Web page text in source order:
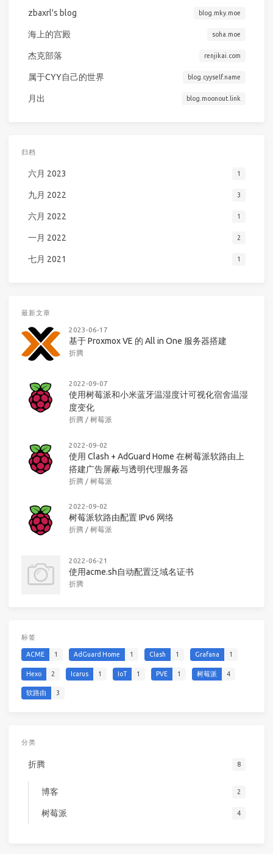
zbaxrl's blog blog.mky.moe
海上的宫殿 soha.moe
杰克部落 renjikai.com
属于CYY自己的世界 blog.cyyself.name
月出 blog.moonout.link
归档
六月 2023 1
九月 2022 3
六月 2022 1
一月 2022 2
七月 2021 1
最新文章
2023-06-17
基于 Proxmox VE 的 All in One 服务器搭建
折腾
2022-09-07
使用树莓派和小米蓝牙温湿度计可视化宿舍温湿
度变化
折腾 / 树莓派
2022-09-02
使用 Clash + AdGuard Home 在树莓派软路由上
搭建广告屏蔽与透明代理服务器
折腾 / 树莓派
2022-09-02
树莓派软路由配置 IPv6 网络
折腾 / 树莓派
2022-06-21
使用acme.sh自动配置泛域名证书
折腾
标签
ACME 1 AdGuard Home 1 Clash 1 Grafana 1
Hexo 2 Icarus 1 IoT 1 PVE 1 树莓派 4
软路由 3
分类
折腾 8
博客 2
树莓派 4